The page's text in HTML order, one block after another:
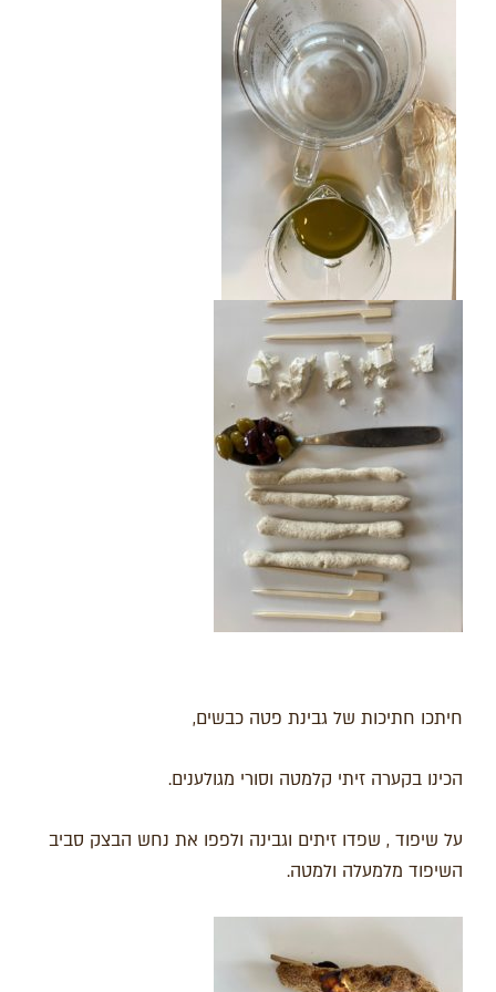
חיתכו חתיכות של גבינת פטה כבשים,
הכינו בקערה זיתי קלמטה וסורי מגולענים.
על שיפוד , שפדו זיתים וגבינה ולפפו את נחש הבצק סביב
השיפוד מלמעלה ולמטה.